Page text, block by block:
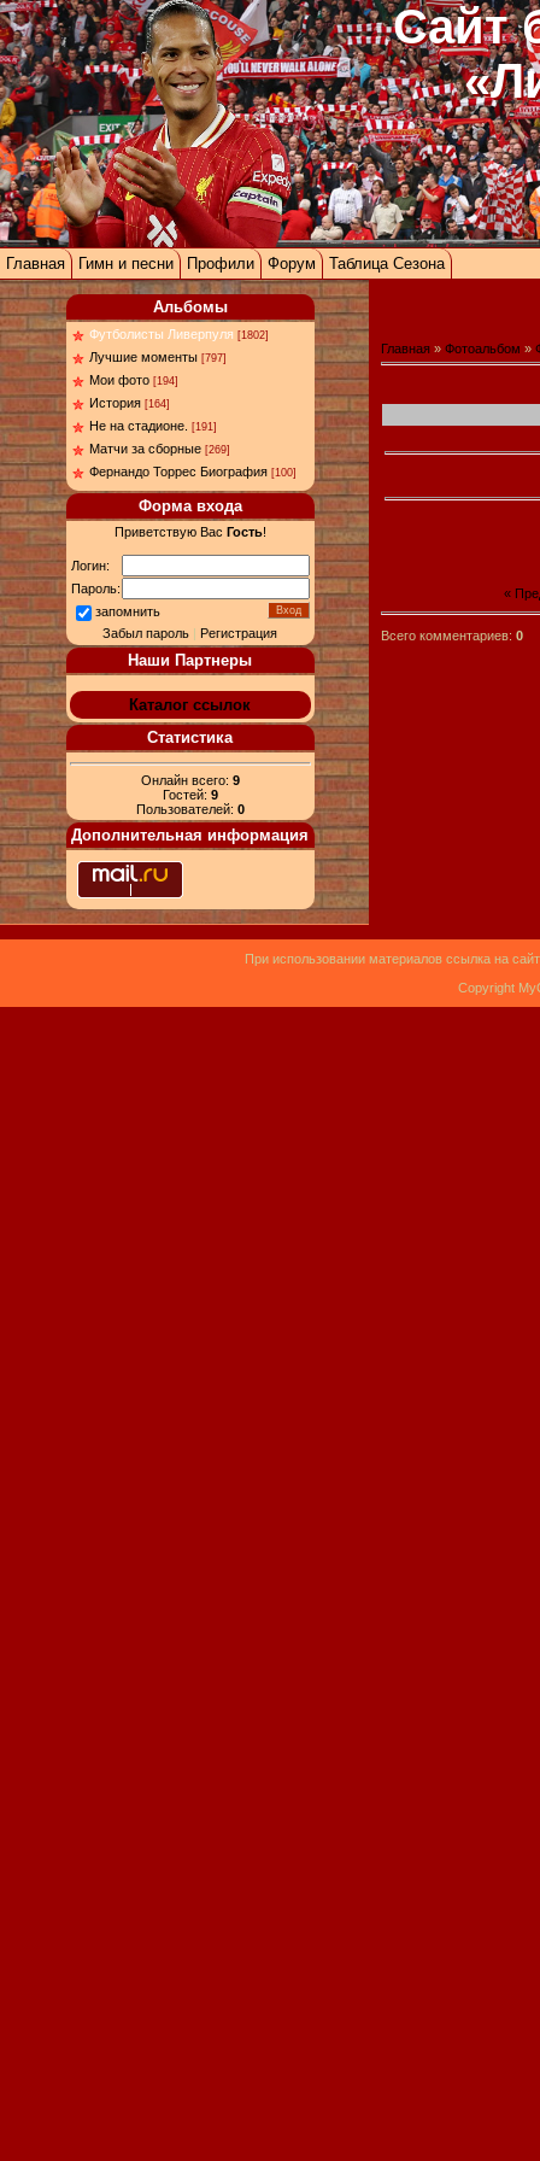
Сайт
Главная Гимн и песни Профили Форум Таблица Сезона
Альбомы
Футболисты Ливерпуля [1802]
Лучшие моменты [797]
Мои фото [194]
История [164]
Не на стадионе. [191]
Матчи за сборные [269]
Фернандо Торрес Биография [100]
Форма входа
Приветствую Вас Гость!
Логин:
Пароль:
запомнить
Забыл пароль |Регистрация
Наши Партнеры
Каталог ссылок
Статистика
Онлайн всего: 9
Гостей: 9
Пользователей: 0
Дополнительная информация
Главная » Фотоальбом »
«
Всего комментариев: 0
При использовании материалов ссылка на
Copyright